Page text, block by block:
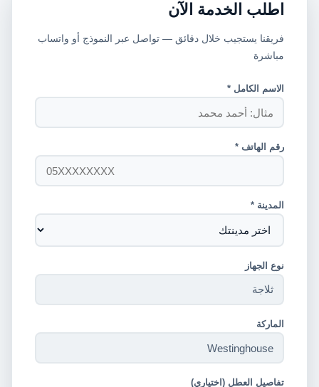
اطلب الخدمة الآن
فريقنا يستجيب خلال دقائق — تواصل عبر النموذج أو واتساب
مباشرة
الاسم الكامل *
رقم الهاتف *
المدينة *
نوع الجهاز
الماركة
تفاصيل العطل (اختياري)